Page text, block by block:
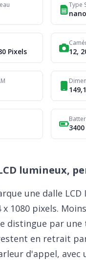
Type
Pixels 12,
lumineux,
une dalle
x 1080 pixels.
distingue par
en retrait
d'appel, avec